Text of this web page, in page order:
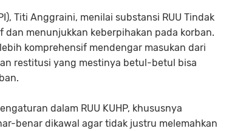
Titi Anggraini, menilai substansi RUU Tindak
dan menunjukkan keberpihakan pada korban.
komprehensif mendengar masukan dari
restitusi yang mestinya betul-betul bisa
dalam RUU KUHP, khususnya
benar dikawal agar tidak justru melemahkan